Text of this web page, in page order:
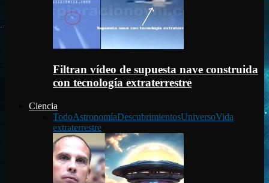
Filtran vídeo de supuesta nave construida
con tecnología extraterrestre
Ciencia
TodoAstronomíaDescubrimientosUniversoVida
extraterrestre